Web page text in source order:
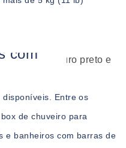
com
disponíveis. Entre os
de chuveiro para
e banheiros com barras de